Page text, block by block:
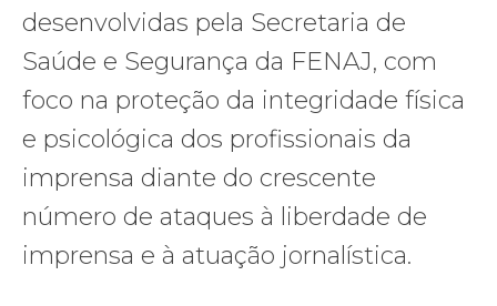
desenvolvidas pela Secretaria de
Saúde e Segurança da FENAJ, com
foco na proteção da integridade física
e psicológica dos profissionais da
imprensa diante do crescente
número de ataques à liberdade de
imprensa e à atuação jornalística.